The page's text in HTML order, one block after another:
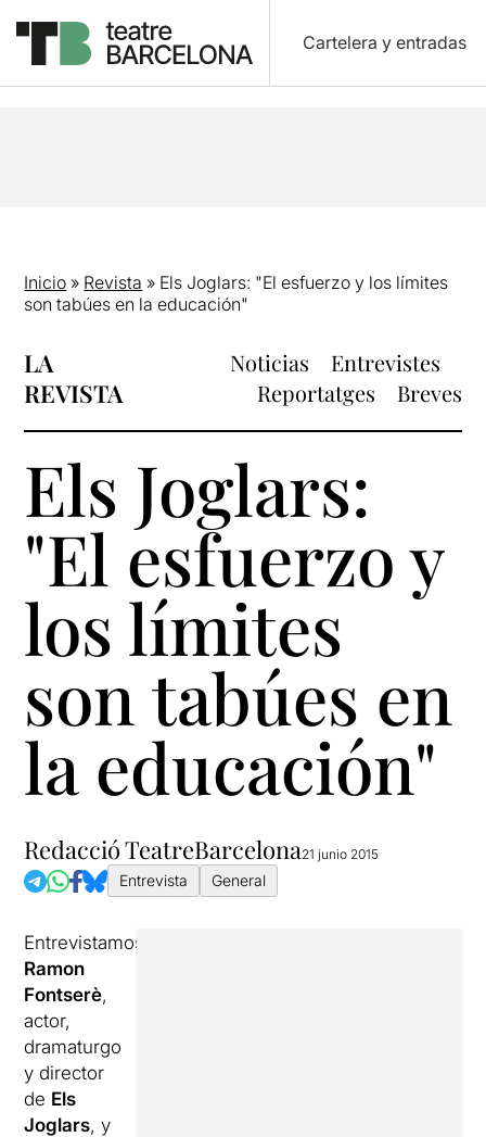
Cartelera y entradas
Inicio » Revista » Els Joglars: "El esfuerzo y los límites
son tabúes en la educación"
LA
REVISTA
Noticias
Entrevistes
Reportatges
Breves
Els Joglars:
"El esfuerzo y
los límites
son tabúes en
la educación"
Redacció TeatreBarcelona21 junio 2015
Entrevista General
Entrevistamos
Ramon
Fontserè,
actor,
dramaturgo
y director
de Els
Joglars, y